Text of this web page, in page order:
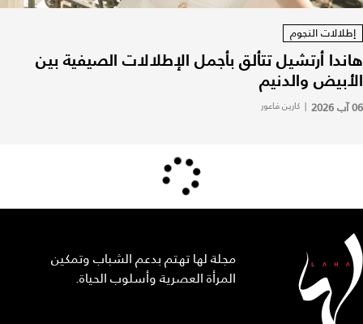
إطلالات النجوم
هاندا أرتشيل تتألق بأجمل الإطلالات الصيفية بين
الأبيض والدنيم
06 آب 2026 | كارين فاعور
مجلة لها تهتم بدعم الشباب وتمكين
المرأة العصرية وأسلوب الحياة.